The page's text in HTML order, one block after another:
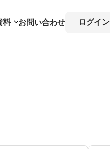
料 お問い合わせ ログイン